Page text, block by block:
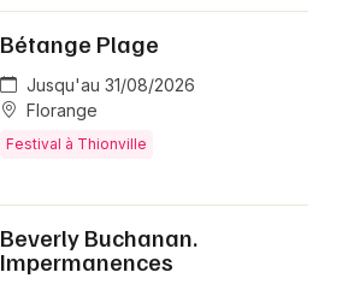
Bétange Plage
Jusqu'au 31/08/2026
Florange
Festival à Thionville
Beverly Buchanan.
Impermanences